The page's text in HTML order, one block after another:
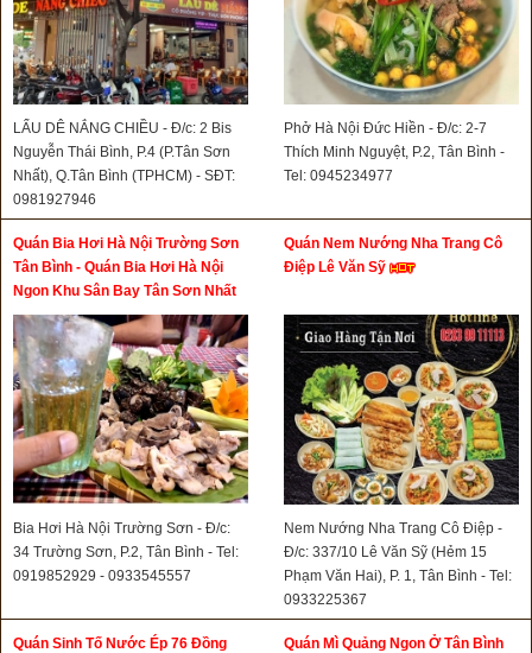
LẨU DÊ NẮNG CHIỀU - Đ/c: 2 Bis
Nguyễn Thái Bình, P.4 (P.Tân Sơn
Nhất), Q.Tân Bình (TPHCM) - SĐT:
0981927946
Phở Hà Nội Đức Hiền - Đ/c: 2-7
Thích Minh Nguyệt, P.2, Tân Bình -
Tel: 0945234977
Quán Bia Hơi Hà Nội Trường Sơn
Tân Bình - Quán Bia Hơi Hà Nội
Ngon Khu Sân Bay Tân Sơn Nhất
Bia Hơi Hà Nội Trường Sơn - Đ/c:
34 Trường Sơn, P.2, Tân Bình - Tel:
0919852929 - 0933545557
Quán Nem Nướng Nha Trang Cô
Điệp Lê Văn Sỹ
Nem Nướng Nha Trang Cô Điệp -
Đ/c: 337/10 Lê Văn Sỹ (Hẻm 15
Phạm Văn Hai), P. 1, Tân Bình - Tel:
0933225367
Quán Sinh Tố Nước Ép 76 Đồng
Quán Mì Quảng Ngon Ở Tân Bình